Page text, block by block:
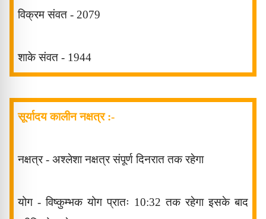
विक्रम संवत - 2079
शाके संवत - 1944
सूर्यादय कालीन नक्षत्र:-
नक्षत्र - अश्लेशा नक्षत्रसंपूर्ण दिनरात तक रहेगा
योग - विष्कुम्भकयोग प्रातः 10:32 तक रहेगा इसके बाद